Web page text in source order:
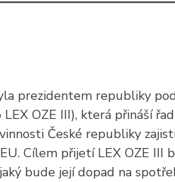
prezidentem republiky
LEX OZE III), která přináší
České republiky
Cílem přijetí LEX OZE III
bude její dopad na